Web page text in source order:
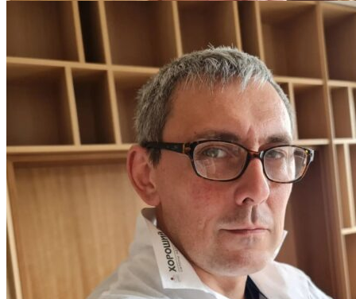
Услуги по реставрации паркета
1 500 ₽
Блог
Интересные статьи о паркете Coswick